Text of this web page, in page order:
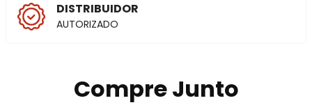
DISTRIBUIDOR
AUTORIZADO
Compre Junto